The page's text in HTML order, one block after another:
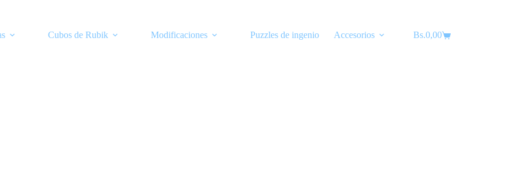
Cubos de Rubik Modificaciones Puzzles de ingenio Accesorios Lubricantes
Carro
Bs.0,00